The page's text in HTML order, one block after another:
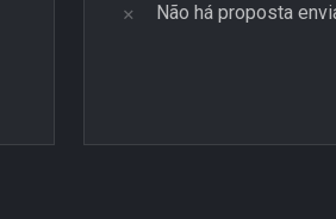
Não há proposta